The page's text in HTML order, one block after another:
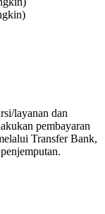
layanan dan
pembayaran
Transfer Bank,